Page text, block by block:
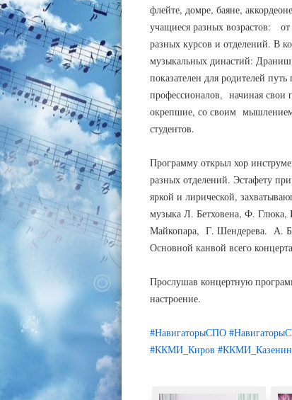
флейте, домре, баяне,
учащиеся разных возрастов:
разных курсов и отделений. В
музыкальных династий:
показателен для родителей
профессионалов, начиная
окрепшие, со своим
студентов.
Программу открыл хор
разных отделений. Эстафету
яркой и лирической,
музыка Л. Бетховена, Ф.
Майкопара, Г. Шендерева. А.
Основной канвой всего
Прослушав концертную
настроение.
#НавигаторыСПО
#ККМИ_Киров